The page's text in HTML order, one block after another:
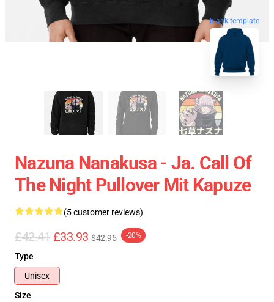
blank template
Nazuna Nanakusa - Ja. Call Of
The Night Pullover Mit Kapuze
(5 customer reviews)
£42.41 £33.93 $42.95 -20%
Type
Unisex
Size